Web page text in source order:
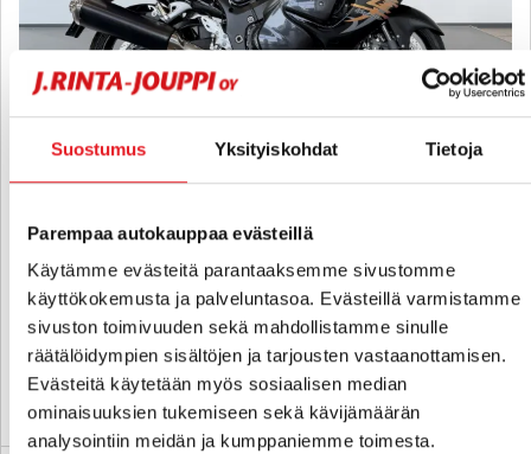
Suostumus Yksityiskohdat Tietoja
Parempaa autokauppaa evästeillä
Käytämme evästeitä parantaaksemme sivustomme
käyttökokemusta ja palveluntasoa. Evästeillä varmistamme
sivuston toimivuuden sekä mahdollistamme sinulle
räätälöidympien sisältöjen ja tarjousten vastaanottamisen.
Evästeitä käytetään myös sosiaalisen median
ominaisuuksien tukemiseen sekä kävijämäärän
analysointiin meidän ja kumppaniemme toimesta.
Suzuki GSX
, Manuaali, Bensiini, 26 000 km
9 990 €9 790 €
alk. 154 € / kk
tampere
KATSO TIEDOT WHATSAPP